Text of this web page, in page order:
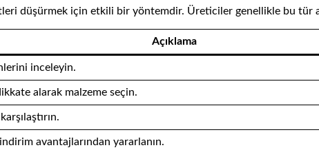
düşürmek için etkili bir yöntemdir. Üreticiler genellikle bu tür
Açıklama
inceleyin.
alarak malzeme seçin.
avantajlarından yararlanın.